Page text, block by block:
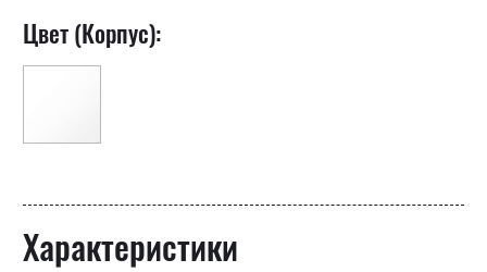
Цвет (Корпус):
Характеристики